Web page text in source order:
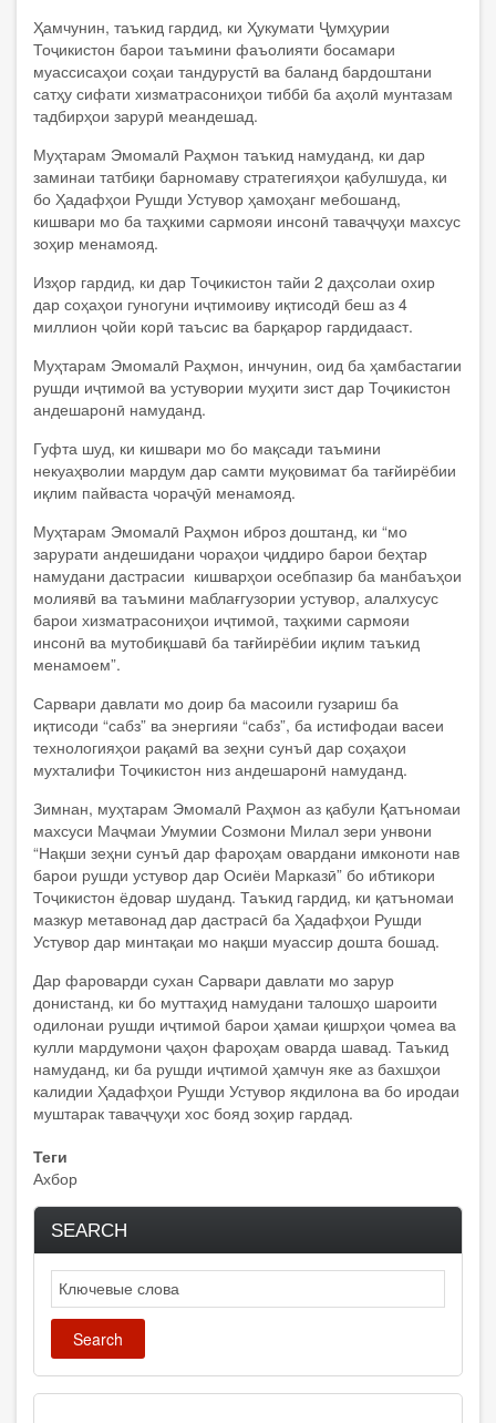
Ҳамчунин, таъкид гардид, ки Ҳукумати Ҷумҳурии
Тоҷикистон барои таъмини фаъолияти босамари
муассисаҳои соҳаи тандурустӣ ва баланд бардоштани
сатҳу сифати хизматрасониҳои тиббӣ ба аҳолӣ мунтазам
тадбирҳои зарурӣ меандешад.
Муҳтарам Эмомалӣ Раҳмон таъкид намуданд, ки дар
заминаи татбиқи барномаву стратегияҳои қабулшуда, ки
бо Ҳадафҳои Рушди Устувор ҳамоҳанг мебошанд,
кишвари мо ба таҳкими сармояи инсонӣ таваҷҷуҳи махсус
зоҳир менамояд.
Изҳор гардид, ки дар Тоҷикистон тайи 2 даҳсолаи охир
дар соҳаҳои гуногуни иҷтимоиву иқтисодӣ беш аз 4
миллион ҷойи корӣ таъсис ва барқарор гардидааст.
Муҳтарам Эмомалӣ Раҳмон, инчунин, оид ба ҳамбастагии
рушди иҷтимоӣ ва устувории муҳити зист дар Тоҷикистон
андешаронӣ намуданд.
Гуфта шуд, ки кишвари мо бо мақсади таъмини
некуаҳволии мардум дар самти муқовимат ба тағйирёбии
иқлим пайваста чораҷӯӣ менамояд.
Муҳтарам Эмомалӣ Раҳмон иброз доштанд, ки “мо
зарурати андешидани чораҳои ҷиддиро барои беҳтар
намудани дастрасии кишварҳои осебпазир ба манбаъҳои
молиявӣ ва таъмини маблағгузории устувор, алалхусус
барои хизматрасониҳои иҷтимоӣ, таҳкими сармояи
инсонӣ ва мутобиқшавӣ ба тағйирёбии иқлим таъкид
менамоем”.
Сарвари давлати мо доир ба масоили гузариш ба
иқтисоди “сабз” ва энергияи “сабз”, ба истифодаи васеи
технологияҳои рақамӣ ва зеҳни сунъӣ дар соҳаҳои
мухталифи Тоҷикистон низ андешаронӣ намуданд.
Зимнан, муҳтарам Эмомалӣ Раҳмон аз қабули Қатъномаи
махсуси Маҷмаи Умумии Созмони Милал зери унвони
“Нақши зеҳни сунъӣ дар фароҳам овардани имконоти нав
барои рушди устувор дар Осиёи Марказӣ” бо ибтикори
Тоҷикистон ёдовар шуданд. Таъкид гардид, ки қатъномаи
мазкур метавонад дар дастрасӣ ба Ҳадафҳои Рушди
Устувор дар минтақаи мо нақши муассир дошта бошад.
Дар фароварди сухан Сарвари давлати мо зарур
донистанд, ки бо муттаҳид намудани талошҳо шароити
одилонаи рушди иҷтимоӣ барои ҳамаи қишрҳои ҷомеа ва
кулли мардумони ҷаҳон фароҳам оварда шавад. Таъкид
намуданд, ки ба рушди иҷтимоӣ ҳамчун яке аз бахшҳои
калидии Ҳадафҳои Рушди Устувор якдилона ва бо иродаи
муштарак таваҷҷуҳи хос бояд зоҳир гардад.
Теги
Ахбор
SEARCH
Search